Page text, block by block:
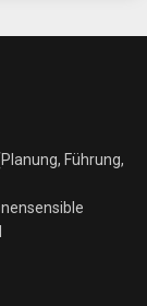
Führung,